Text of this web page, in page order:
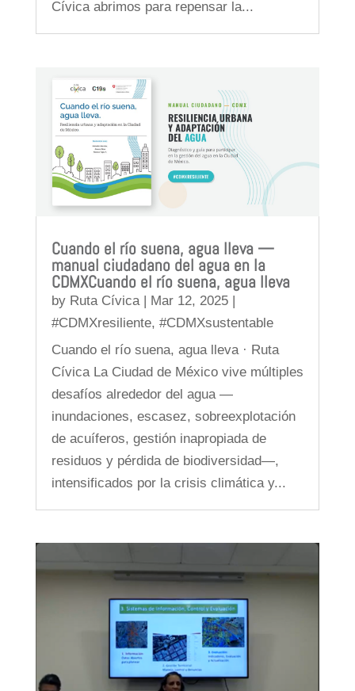
Cívica abrimos para repensar la...
Cuando el río suena, agua lleva —
manual ciudadano del agua en la
CDMXCuando el río suena, agua lleva
by Ruta Cívica| Mar 12, 2025|
#CDMXresiliente, #CDMXsustentable
Cuando el río suena, agua lleva · Ruta
Cívica La Ciudad de México vive múltiples
desafíos alrededor del agua —
inundaciones, escasez, sobreexplotación
de acuíferos, gestión inapropiada de
residuos y pérdida de biodiversidad—,
intensificados por la crisis climática y...